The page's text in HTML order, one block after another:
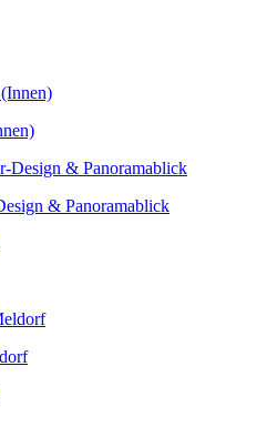
& Panoramablick